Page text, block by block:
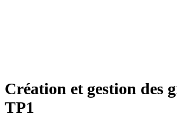
Création et gestion des
TP1